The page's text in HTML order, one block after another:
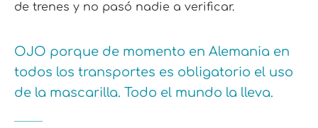
de trenes y no pasó nadie a verificar.
OJO porque de momento en Alemania en
todos los transportes es obligatorio el uso
de la mascarilla. Todo el mundo la lleva.